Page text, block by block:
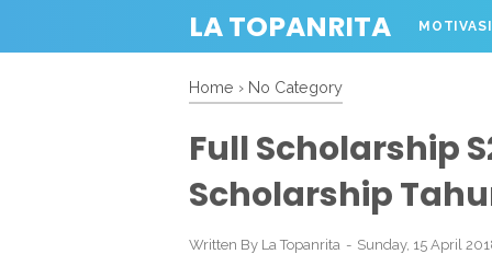
LA TOPANRITA MOTIVASI
Home › No Category
Full Scholarship
Scholarship
Written By La Topanrita Sunday, 15 April